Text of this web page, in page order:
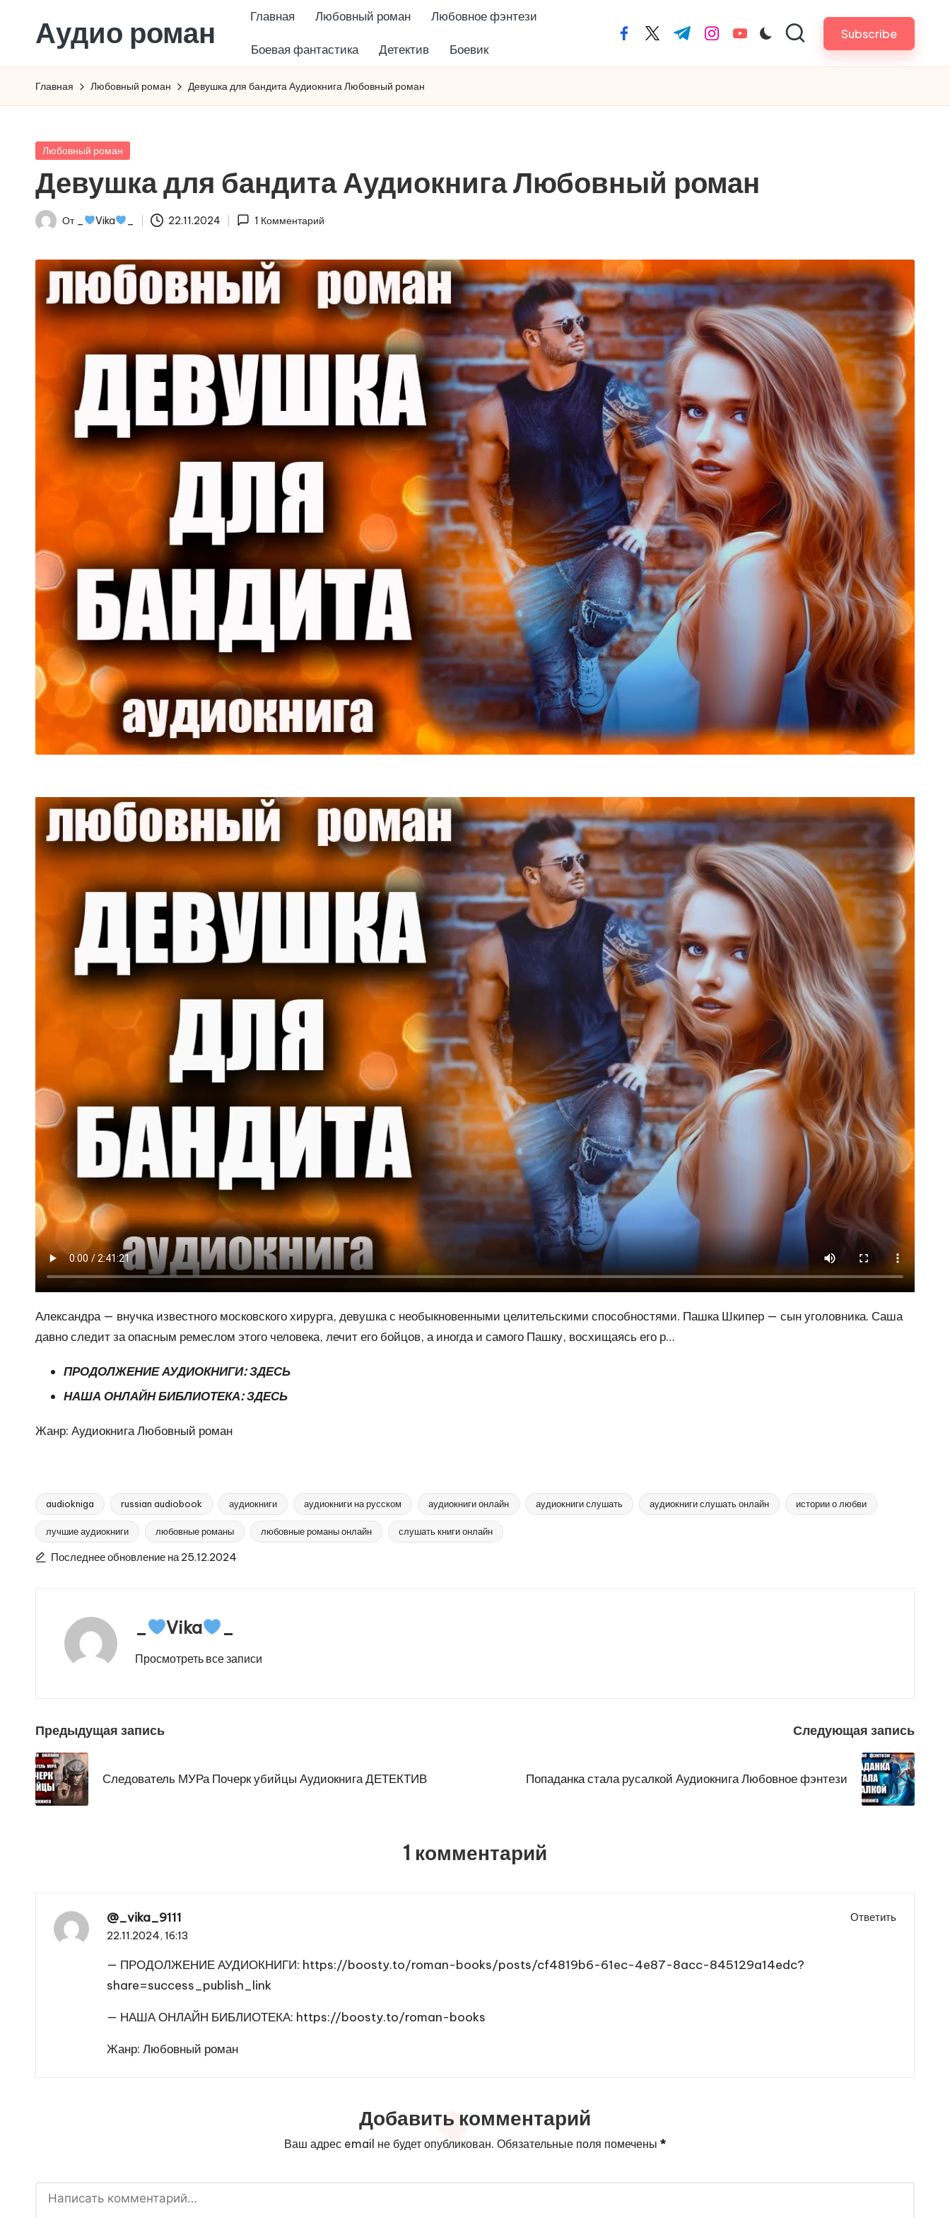
ПерейтиАудио роман Главная Любовный роман Любовное фэнтези
Боевая фантастика Детектив Боевик
facebook.com
twitter.com
t.me instagram.com
youtube.com Subscribe
Главная Любовный роман Девушка для бандита Аудиокнига Любовный роман
Опубликовано
Любовный роман
Девушка для бандита Аудиокнига Любовный роман
Запись
От Vika 22.11.2024 1 Комментарий
Александра — внучка известного московского хирурга, девушка с необыкновенными целительскими способностями. Пашка Шкипер — сын уголовника. Саша
давно следит за опасным ремеслом этого человека, лечит его бойцов, а иногда и самого Пашку, восхищаясь его р…
ПРОДОЛЖЕНИЕ АУДИОКНИГИ:ЗДЕСЬ
НАША ОНЛАЙН БИБЛИОТЕКА:ЗДЕСЬ
Жанр: Аудиокнига Любовный роман
Метки:
audiokniga russian audiobook аудиокниги аудиокниги на русском аудиокниги онлайн аудиокниги слушать аудиокниги слушать онлайн истории о любви
лучшие аудиокниги любовные романы любовные романы онлайн слушать книги онлайн
Последнее обновление на 25.12.2024
Vika
Просмотреть все записи
Навигация
по
записям
Предыдущая запись
Следователь МУРа Почерк убийцы Аудиокнига ДЕТЕКТИВ
Следующая запись
Попаданка стала русалкой Аудиокнига Любовное фэнтези
1 комментарий
@_vika_9111
Ответить
22.11.2024, 16:13
— ПРОДОЛЖЕНИЕ АУДИОКНИГИ: https://boosty.to/roman-books/posts/cf4819b6-61ec-4e87-8acc-845129a14edc?
share=success_publish_link
— НАША ОНЛАЙН БИБЛИОТЕКА: https://boosty.to/roman-books
Жанр: Любовный роман
Добавить комментарий
Ваш адрес email не будет опубликован. Обязательные поля помечены *